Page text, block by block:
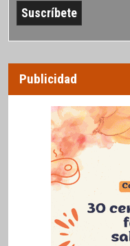
Publicidad